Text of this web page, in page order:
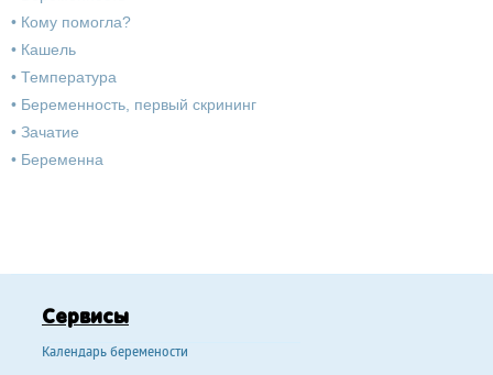
• Кому помогла?
• Кашель
• Температура
• Беременность, первый скрининг
• Зачатие
• Беременна
Сервисы
Календарь беремености